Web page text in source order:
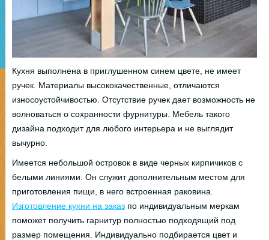
Кухня выполнена в приглушенном синем цвете, не имеет
ручек. Материалы высококачественные, отличаются
износоустойчивостью. Отсутствие ручек дает возможность не
волноваться о сохранности фурнитуры. Мебель такого
дизайна подходит для любого интерьера и не выглядит
вычурно.
Имеется небольшой островок в виде черных кирпичиков с
белыми линиями. Он служит дополнительным местом для
приготовления пищи, в него встроенная раковина.
Изготовление кухни на заказ по индивидуальным меркам
поможет получить гарнитур полностью подходящий под
размер помещения. Индивидуально подбирается цвет и